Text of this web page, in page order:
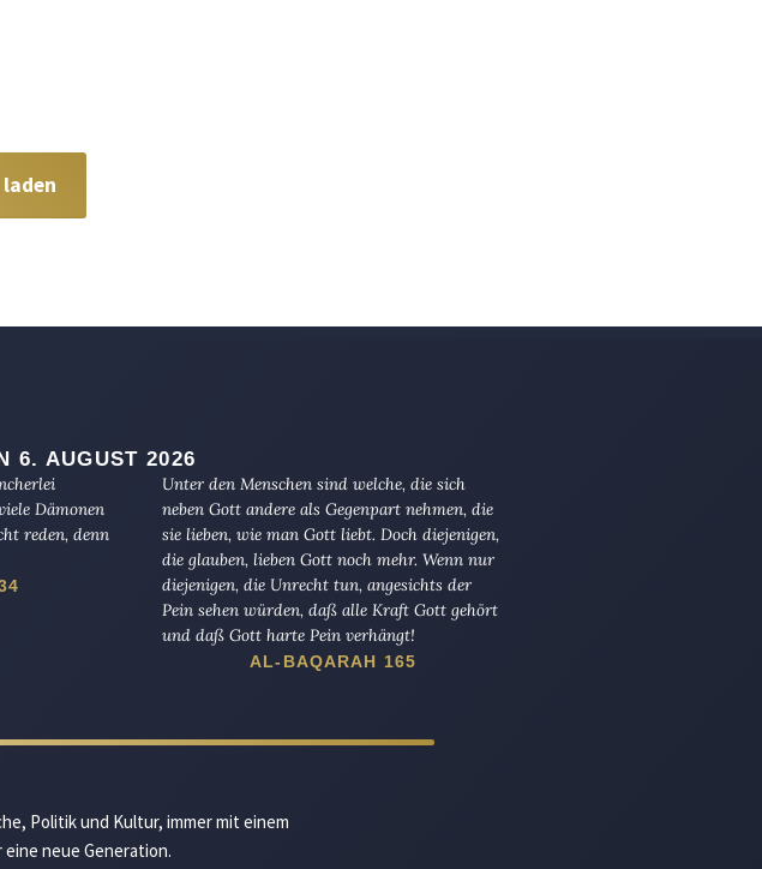
6. AUGUST 2026
Dämonen
reden, denn
Unter den Menschen sind welche, die sich
neben Gott andere als Gegenpart nehmen, die
sie lieben, wie man Gott liebt. Doch diejenigen,
die glauben, lieben Gott noch mehr. Wenn nur
diejenigen, die Unrecht tun, angesichts der
Pein sehen würden, daß alle Kraft Gott gehört
und daß Gott harte Pein verhängt!
AL-BAQARAH 165
Politik und Kultur, immer mit einem
neue Generation.